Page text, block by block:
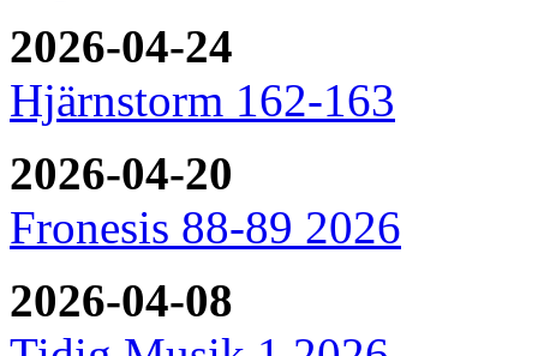
2026-04-24
Hjärnstorm 162-163
2026-04-20
Fronesis 88-89 2026
2026-04-08